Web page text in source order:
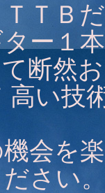
ＴＢ
ー１
断然
高い技
会を
くだ